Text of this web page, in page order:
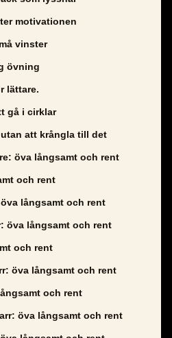
motivationen
vinster
övning
lättare.
gå i cirklar
att krångla till det
öva långsamt och rent
och rent
långsamt och rent
öva långsamt och rent
och rent
öva långsamt och rent
och rent
öva långsamt och rent